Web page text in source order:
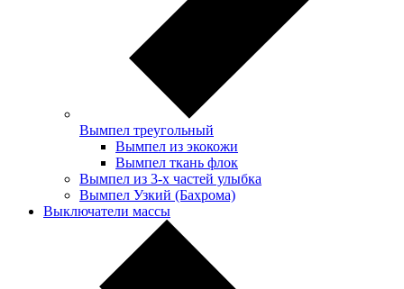
Вымпел треугольный
Вымпел из экокожи
Вымпел ткань флок
Вымпел из 3-х частей улыбка
Вымпел Узкий (Бахрома)
Выключатели массы